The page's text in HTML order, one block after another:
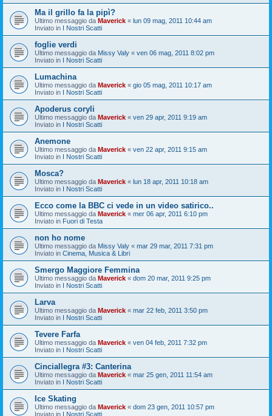
Ma il grillo fa la pipì?
Ultimo messaggio da Maverick « lun 09 mag, 2011 10:44 am
Inviato in I Nostri Scatti
foglie verdi
Ultimo messaggio da Missy Valy « ven 06 mag, 2011 8:02 pm
Inviato in I Nostri Scatti
Lumachina
Ultimo messaggio da Maverick « gio 05 mag, 2011 10:17 am
Inviato in I Nostri Scatti
Apoderus coryli
Ultimo messaggio da Maverick « ven 29 apr, 2011 9:19 am
Inviato in I Nostri Scatti
Anemone
Ultimo messaggio da Maverick « ven 22 apr, 2011 9:15 am
Inviato in I Nostri Scatti
Mosca?
Ultimo messaggio da Maverick « lun 18 apr, 2011 10:18 am
Inviato in I Nostri Scatti
Ecco come la BBC ci vede in un video satirico..
Ultimo messaggio da Maverick « mer 06 apr, 2011 6:10 pm
Inviato in Fuori di Testa
non ho nome
Ultimo messaggio da Missy Valy « mar 29 mar, 2011 7:31 pm
Inviato in Cinema, Musica & Libri
Smergo Maggiore Femmina
Ultimo messaggio da Maverick « dom 20 mar, 2011 9:25 pm
Inviato in I Nostri Scatti
Larva
Ultimo messaggio da Maverick « mar 22 feb, 2011 3:50 pm
Inviato in I Nostri Scatti
Tevere Farfa
Ultimo messaggio da Maverick « ven 04 feb, 2011 7:32 pm
Inviato in I Nostri Scatti
Cinciallegra #3: Canterina
Ultimo messaggio da Maverick « mar 25 gen, 2011 11:54 am
Inviato in I Nostri Scatti
Ice Skating
Ultimo messaggio da Maverick « dom 23 gen, 2011 10:57 pm
Inviato in I Nostri Scatti